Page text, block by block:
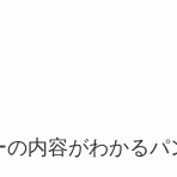
内容がわかる